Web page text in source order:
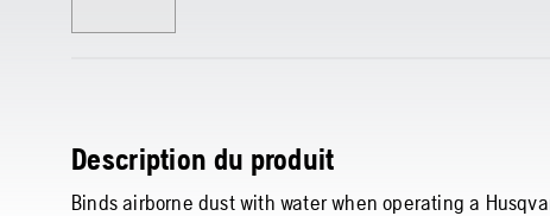
Description du produit
Binds airborne dust with water when operating a